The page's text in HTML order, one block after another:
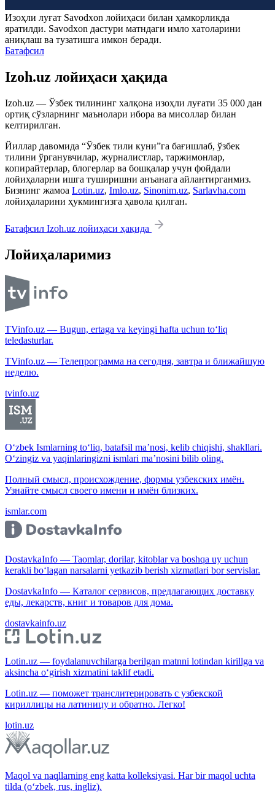
Изоҳли луғат Savodxon лойиҳаси билан ҳамкорликда
яратилди. Savodxon дастури матндаги имло хатоларини
аниқлаш ва тузатишга имкон беради.
Батафсил
Izoh.uz лойиҳаси ҳақида
Izoh.uz — Ўзбек тилининг халқона изоҳли луғати 35 000 дан
ортиқ сўзларнинг маънолари ибора ва мисоллар билан
келтирилган.
Йиллар давомида “Ўзбек тили куни”га бағишлаб, ўзбек
тилини ўрганувчилар, журналистлар, таржимонлар,
копирайтерлар, блогерлар ва бошқалар учун фойдали
лойиҳаларни ишга туширишни анъанага айлантирганмиз.
Бизнинг жамоа Lotin.uz, Imlo.uz, Sinonim.uz, Sarlavha.com
лойиҳаларини ҳукмингизга ҳавола қилган.
Батафсил Izoh.uz лойиҳаси ҳақида
Лойиҳаларимиз
TVinfo.uz — Bugun, ertaga va keyingi hafta uchun to‘liq
teledasturlar.
TVinfo.uz — Телепрограмма на сегодня, завтра и ближайшую
неделю.
tvinfo.uz
O‘zbek Ismlarning to‘liq, batafsil ma’nosi, kelib chiqishi, shakllari.
O‘zingiz va yaqinlaringizni ismlari ma’nosini bilib oling.
Полный смысл, происхождение, формы узбекских имён.
Узнайте смысл своего имени и имён близких.
ismlar.com
DostavkaInfo — Taomlar, dorilar, kitoblar va boshqa uy uchun
kerakli bo‘lagan narsalarni yetkazib berish xizmatlari bor servislar.
DostavkaInfo — Каталог сервисов, предлагающих доставку
еды, лекарств, книг и товаров для дома.
dostavkainfo.uz
Lotin.uz — foydalanuvchilarga berilgan matnni lotindan kirillga va
aksincha o‘girish xizmatini taklif etadi.
Lotin.uz — поможет транслитерировать с узбекской
кириллицы на латиницу и обратно. Легко!
lotin.uz
Maqol va naqllarning eng katta kolleksiyasi. Har bir maqol uchta
tilda (o‘zbek, rus, ingliz).